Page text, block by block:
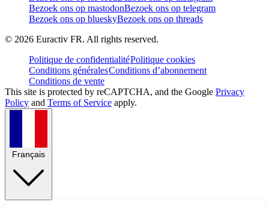
Bezoek ons op mastodonBezoek ons op telegram
Bezoek ons op blueskyBezoek ons op threads
© 2026 Euractiv FR. All rights reserved.
Politique de confidentialitéPolitique cookies
Conditions généralesConditions d’abonnement
Conditions de vente
This site is protected by reCAPTCHA, and the Google Privacy
Policy and Terms of Service apply.
Français